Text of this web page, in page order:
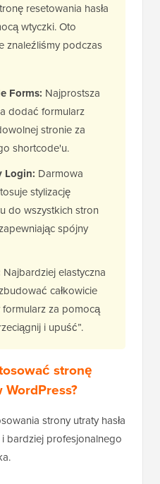
resetowania hasła
wtyczki. Oto
znaleźliśmy podczas
Forms: Najprostsza
dodać formularz
stronie za
shortcode'u.
Login: Darmowa
stylizację
do wszystkich stron
spójny
Najbardziej elastyczna
całkowicie
za pomocą
i upuść”.
stronę
WordPress?
strony utraty hasła
bardziej profesjonalnego